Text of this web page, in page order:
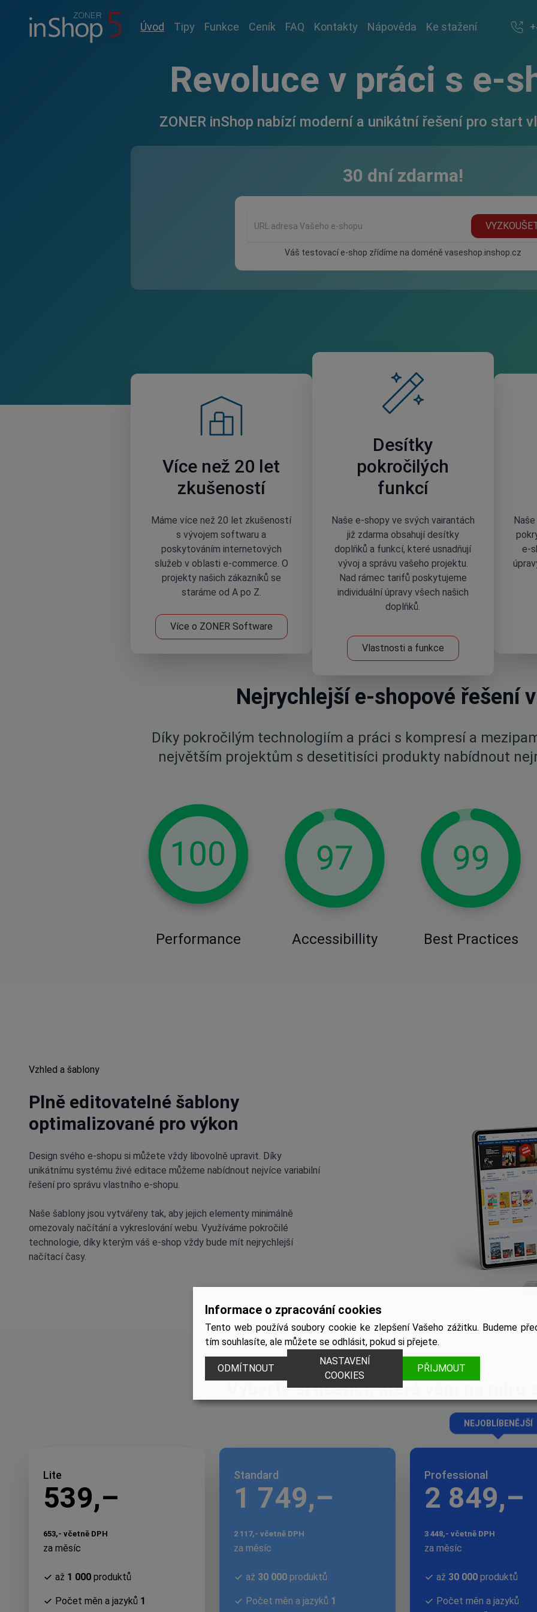
Úvod Tipy Funkce Ceník FAQ Kontakty Nápověda Ke stažení
Revoluce v práci s e-
ZONER inShop nabízí moderní a unikátní řešení pro start
30 dní zdarma!
Váš testovací e-shop zřídíme na doméně vaseshop.inshop.cz
Více než 20 let
zkušeností
Máme více než 20 let zkušeností
s vývojem softwaru a
poskytováním internetových
služeb v oblasti e-commerce. O
projekty našich zákazníků se
staráme od A po Z.
Více o ZONER Software
Desítky
pokročilých
funkcí
Naše e-shopy ve svých vairantách
již zdarma obsahují desítky
doplňků a funkcí, které usnadňují
vývoj a správu vašeho projektu.
Nad rámec tarifů poskytujeme
individuální úpravy všech našich
doplňků.
Vlastnosti a funkce
e-
Nejrychlejší e-shopové řešení
Díky pokročilým technologiím a práci s kompresí a
největším projektům s desetitisíci produkty nabídnout
Performance Accessibillity Best Practices
Vzhled a šablony
Plně editovatelné šablony
optimalizované pro výkon
Design svého e-shopu si můžete vždy libovolně upravit. Díky
unikátnímu systému živé editace můžeme nabídnout nejvíce variabilní
řešení pro správu vlastního e-shopu.
Naše šablony jsou vytvářeny tak, aby jejich elementy minimálně
omezovaly načítání a vykreslování webu. Využíváme pokročilé
technologie, díky kterým váš e-shop vždy bude mít nejrychlejší
načítací časy.
Vyberte si licenci, která vám na míru
Lite
539,–
653,- včetně DPH
za měsíc
až 1 000 produktů
Počet měn a jazyků 1
Standard
1 749,–
2 117,- včetně DPH
za měsíc
až 30 000 produktů
Počet měn a jazyků 1
NEJOBLÍBENĚJŠÍ
Professional
2 849,–
3 448,- včetně DPH
za měsíc
až 30 000 produktů
Počet měn a jazyků
Informace o zpracování cookies
Tento web používá soubory cookie ke zlepšení Vašeho zážitku. Budeme
tím souhlasíte, ale můžete se odhlásit, pokud si přejete.
ODMÍTNOUT
NASTAVENÍ
COOKIES
PŘIJMOUT